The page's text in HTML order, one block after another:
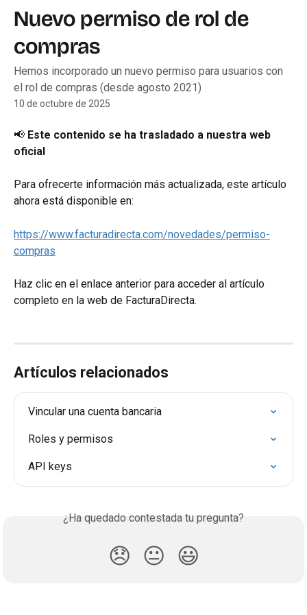
Ir al contenido principal
Nuevo permiso de rol de
compras
Hemos incorporado un nuevo permiso para usuarios con
el rol de compras (desde agosto 2021)
10 de octubre de 2025
📢 Este contenido se ha trasladado a nuestra web
oficial
Para ofrecerte información más actualizada, este artículo
ahora está disponible en:
https://www.facturadirecta.com/novedades/permiso-
compras
Haz clic en el enlace anterior para acceder al artículo
completo en la web de FacturaDirecta.
Artículos relacionados
Vincular una cuenta bancaria
Roles y permisos
API keys
¿Ha quedado contestada tu pregunta?
😞 😐 😃